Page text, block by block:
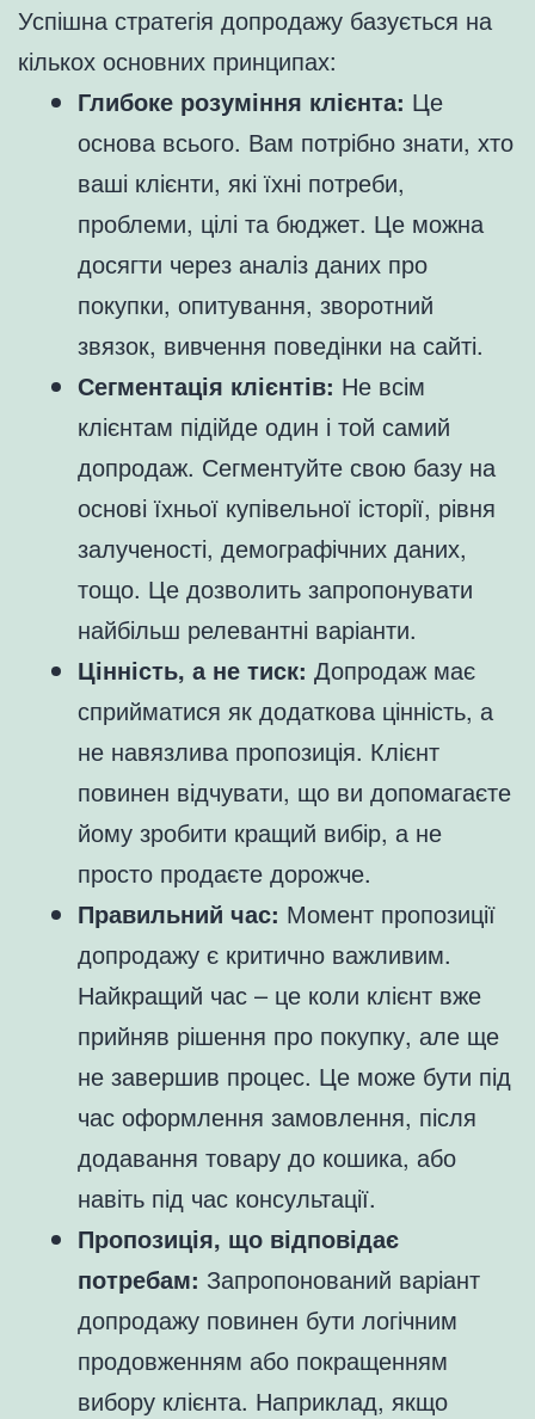
Успішна стратегія допродажу базується на
кількох основних принципах:
Глибоке розуміння клієнта: Це
основа всього. Вам потрібно знати, хто
ваші клієнти, які їхні потреби,
проблеми, цілі та бюджет. Це можна
досягти через аналіз даних про
покупки, опитування, зворотний
звязок, вивчення поведінки на сайті.
Сегментація клієнтів: Не всім
клієнтам підійде один і той самий
допродаж. Сегментуйте свою базу на
основі їхньої купівельної історії, рівня
залученості, демографічних даних,
тощо. Це дозволить запропонувати
найбільш релевантні варіанти.
Цінність, а не тиск: Допродаж має
сприйматися як додаткова цінність, а
не навязлива пропозиція. Клієнт
повинен відчувати, що ви допомагаєте
йому зробити кращий вибір, а не
просто продаєте дорожче.
Правильний час: Момент пропозиції
допродажу є критично важливим.
Найкращий час – це коли клієнт вже
прийняв рішення про покупку, але ще
не завершив процес. Це може бути під
час оформлення замовлення, після
додавання товару до кошика, або
навіть під час консультації.
Пропозиція, що відповідає
потребам: Запропонований варіант
допродажу повинен бути логічним
продовженням або покращенням
вибору клієнта. Наприклад, якщо